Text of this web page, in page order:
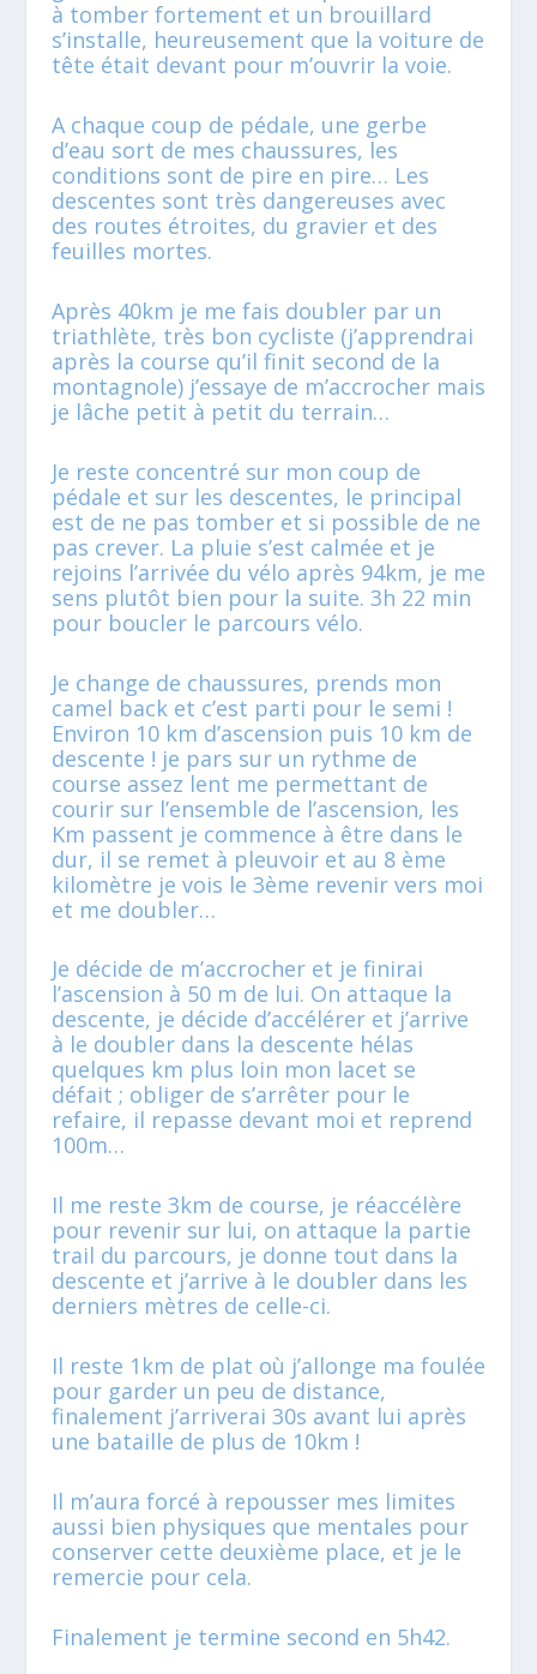
à tomber fortement et un brouillard
s’installe, heureusement que la voiture de
tête était devant pour m’ouvrir la voie.
A chaque coup de pédale, une gerbe
d’eau sort de mes chaussures, les
conditions sont de pire en pire… Les
descentes sont très dangereuses avec
des routes étroites, du gravier et des
feuilles mortes.
Après 40km je me fais doubler par un
triathlète, très bon cycliste (j’apprendrai
après la course qu’il finit second de la
montagnole) j’essaye de m’accrocher mais
je lâche petit à petit du terrain…
Je reste concentré sur mon coup de
pédale et sur les descentes, le principal
est de ne pas tomber et si possible de ne
pas crever. La pluie s’est calmée et je
rejoins l’arrivée du vélo après 94km, je me
sens plutôt bien pour la suite. 3h 22 min
pour boucler le parcours vélo.
Je change de chaussures, prends mon
camel back et c’est parti pour le semi !
Environ 10 km d’ascension puis 10 km de
descente ! je pars sur un rythme de
course assez lent me permettant de
courir sur l’ensemble de l’ascension, les
Km passent je commence à être dans le
dur, il se remet à pleuvoir et au 8 ème
kilomètre je vois le 3ème revenir vers moi
et me doubler…
Je décide de m’accrocher et je finirai
l’ascension à 50 m de lui. On attaque la
descente, je décide d’accélérer et j’arrive
à le doubler dans la descente hélas
quelques km plus loin mon lacet se
défait ; obliger de s’arrêter pour le
refaire, il repasse devant moi et reprend
100m…
Il me reste 3km de course, je réaccélère
pour revenir sur lui, on attaque la partie
trail du parcours, je donne tout dans la
descente et j’arrive à le doubler dans les
derniers mètres de celle-ci.
Il reste 1km de plat où j’allonge ma foulée
pour garder un peu de distance,
finalement j’arriverai 30s avant lui après
une bataille de plus de 10km !
Il m’aura forcé à repousser mes limites
aussi bien physiques que mentales pour
conserver cette deuxième place, et je le
remercie pour cela.
Finalement je termine second en 5h42.